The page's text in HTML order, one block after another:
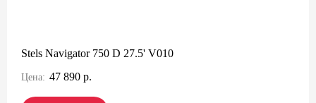
Stels Navigator 750 D 27.5' V010
Цена: 47 890 р.